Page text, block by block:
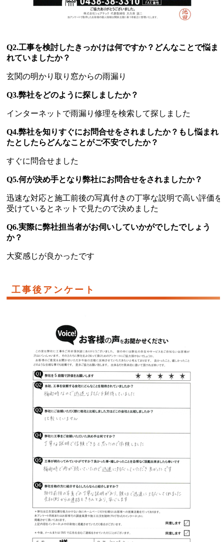
Q2.工事を検討したきっかけは何ですか？どんなことで悩ま
れていましたか？
玄関の明かり取り窓からの雨漏り
Q3.弊社をどのように探しましたか？
インターネットで雨漏り修理を検索して探しました
Q4.弊社を知りすぐにお問合せをされましたか？もし悩まれ
たとしたらどんなことがご不安でしたか？
すぐに問合せました
Q5.何が決め手となり弊社にお問合せをされましたか？
迅速な対応と施工前後の写真付きの丁寧な説明で高い評価を
受けているとネットで見たので決めました
Q6.実際に弊社担当者がお伺いしていかがでしたでしょう
か？
大変感じが良かったです
工事後アンケート